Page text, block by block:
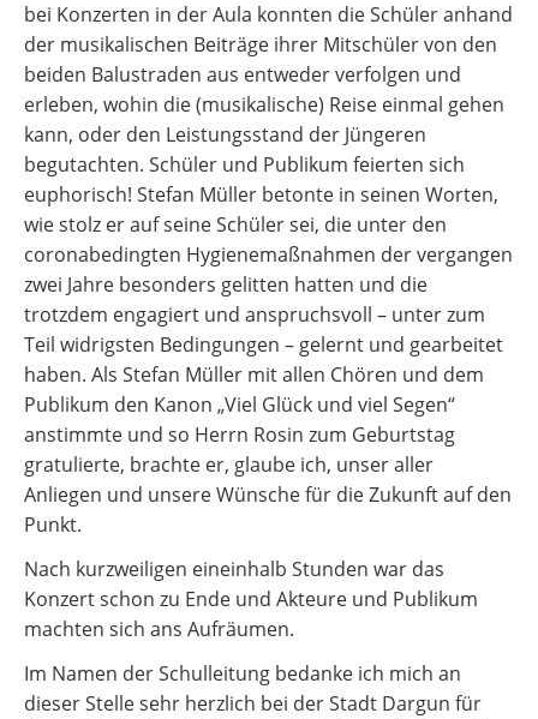
bei Konzerten in der Aula konnten die Schüler anhand
der musikalischen Beiträge ihrer Mitschüler von den
beiden Balustraden aus entweder verfolgen und
erleben, wohin die (musikalische) Reise einmal gehen
kann, oder den Leistungsstand der Jüngeren
begutachten. Schüler und Publikum feierten sich
euphorisch! Stefan Müller betonte in seinen Worten,
wie stolz er auf seine Schüler sei, die unter den
coronabedingten Hygienemaßnahmen der vergangen
zwei Jahre besonders gelitten hatten und die
trotzdem engagiert und anspruchsvoll – unter zum
Teil widrigsten Bedingungen – gelernt und gearbeitet
haben. Als Stefan Müller mit allen Chören und dem
Publikum den Kanon „Viel Glück und viel Segen“
anstimmte und so Herrn Rosin zum Geburtstag
gratulierte, brachte er, glaube ich, unser aller
Anliegen und unsere Wünsche für die Zukunft auf den
Punkt.
Nach kurzweiligen eineinhalb Stunden war das
Konzert schon zu Ende und Akteure und Publikum
machten sich ans Aufräumen.
Im Namen der Schulleitung bedanke ich mich an
dieser Stelle sehr herzlich bei der Stadt Dargun für